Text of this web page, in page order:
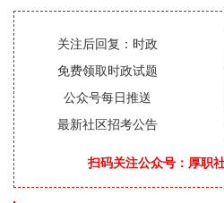
关注后回复：时政
免费领取时政试题
公众号每日推送
最新社区招考公告
扫码关注公众号：厚职